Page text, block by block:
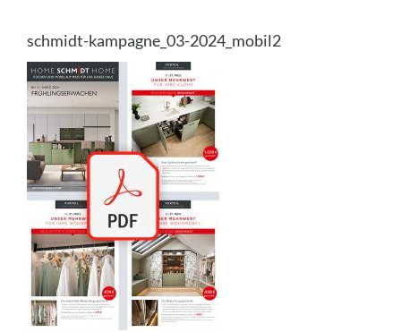
Ausstattung
Planung
Rechner
Projekte
Shop
Kontakt
schmidt-kampagne_03-2024_mobil2